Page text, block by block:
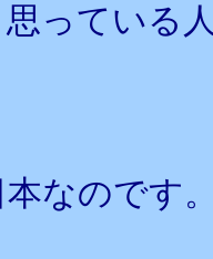
っている
なのです